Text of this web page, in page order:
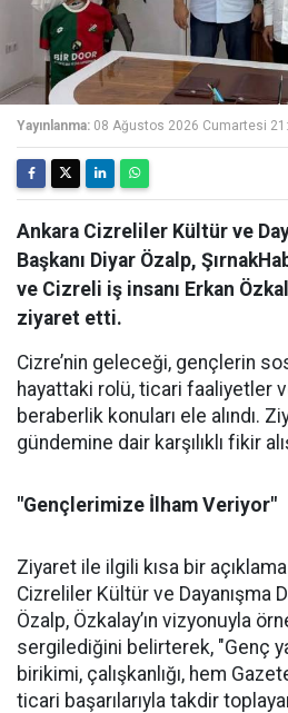
Yayınlanma: 08 Ağustos 2026 Cumartesi
Ankara Cizreliler Kültür ve
Başkanı Diyar Özalp,
ve Cizreli iş insanı Erkan
ziyaret etti.
Cizre’nin geleceği, gençlerin
hayattaki rolü, ticari faaliyetler
beraberlik konuları ele alındı.
gündemine dair karşılıklı fikir
"Gençlerimize İlham Veriyor"
Ziyaret ile ilgili kısa bir
Cizreliler Kültür ve Dayanışma
Özalp, Özkalay’ın vizyonuyla
sergilediğini belirterek, "Genç
birikimi, çalışkanlığı, hem
ticari başarılarıyla takdir